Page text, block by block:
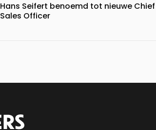
Hans Seifert benoemd tot nieuwe Chief
Sales Officer